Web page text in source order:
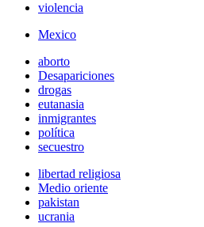
violencia
Mexico
aborto
Desapariciones
drogas
eutanasia
inmigrantes
política
secuestro
libertad religiosa
Medio oriente
pakistan
ucrania